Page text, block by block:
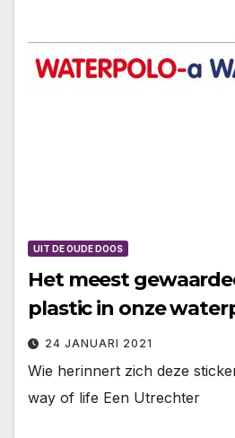
UIT DE OUDE DOOS
Het meest
plastic in onze
24 JANUARI 2021
Wie herinnert zich deze
way of life Een Utrechter